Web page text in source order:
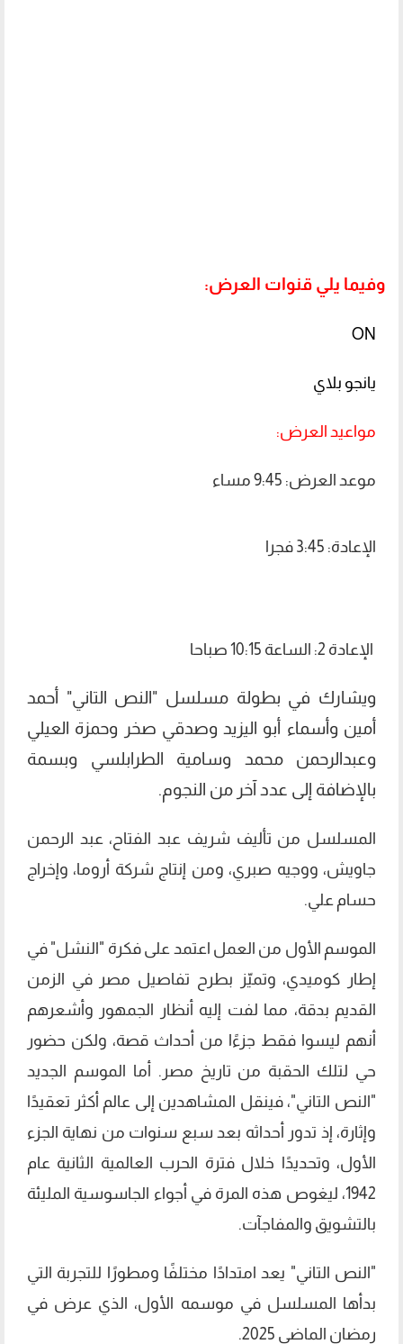
وفيما يلي قنوات العرض:
ON
يانجو بلاي
مواعيد العرض:
موعد العرض: 9:45 مساء
الإعادة: 3:45 فجرا
الإعادة 2: الساعة 10:15 صباحا
ويشارك في بطولة مسلسل "النص التاني" أحمد
أمين وأسماء أبو اليزيد وصدقي صخر وحمزة العيلي
وعبدالرحمن محمد وسامية الطرابلسي وبسمة
بالإضافة إلى عدد آخر من النجوم.
المسلسل من تأليف شريف عبد الفتاح، عبد الرحمن
جاويش، ووجيه صبري، ومن إنتاج شركة أروما، وإخراج
حسام علي.
الموسم الأول من العمل اعتمد على فكرة "النشل" في
إطار كوميدي، وتميّز بطرح تفاصيل مصر في الزمن
القديم بدقة، مما لفت إليه أنظار الجمهور وأشعرهم
أنهم ليسوا فقط جزءًا من أحداث قصة، ولكن حضور
حي لتلك الحقبة من تاريخ مصر. أما الموسم الجديد
"النص التاني"، فينقل المشاهدين إلى عالم أكثر تعقيدًا
وإثارة، إذ تدور أحداثه بعد سبع سنوات من نهاية الجزء
الأول، وتحديدًا خلال فترة الحرب العالمية الثانية عام
1942، ليغوص هذه المرة في أجواء الجاسوسية المليئة
بالتشويق والمفاجآت.
"النص التاني" يعد امتدادًا مختلفًا ومطورًا للتجربة التي
بدأها المسلسل في موسمه الأول، الذي عرض في
رمضان الماضي 2025.